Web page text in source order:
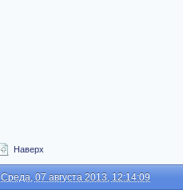
Наверх
Среда, 07 августа 2013, 12:14:09